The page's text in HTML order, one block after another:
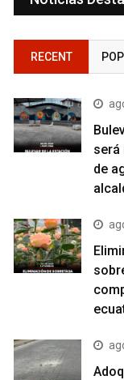
RECENT
será
de